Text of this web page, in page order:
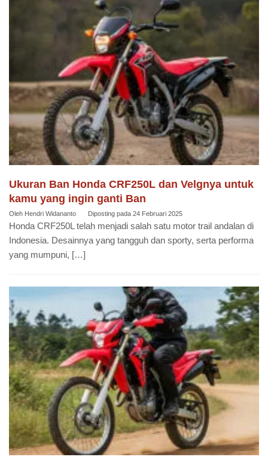
Ukuran Ban Honda CRF250L dan Velgnya untuk
kamu yang ingin ganti Ban
Oleh Hendri Widananto Diposting pada 24 Februari 2025
Honda CRF250L telah menjadi salah satu motor trail andalan di
Indonesia. Desainnya yang tangguh dan sporty, serta performa
yang mumpuni, […]